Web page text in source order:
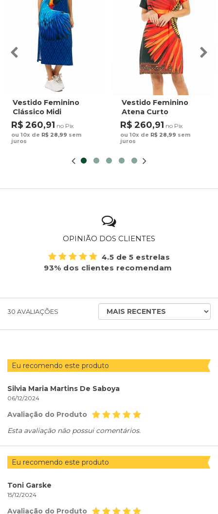
Vestido Feminino
Clássico Midi
Estampado Maxi
Arara Fundo Azul
R$ 260,91 no Pix
ou 10x de R$ 28,99 sem
juros
Vestido Feminino
Atena Curto
Estampado Cocares
Barrado Fundo Verde
R$ 260,91 no Pix
ou 10x de R$ 28,99 sem
juros
OPINIÃO DOS CLIENTES
4.5 de 5 estrelas
93% dos clientes recomendam
30 AVALIAÇÕES
ORDENAR
AVALIAÇÕES
Eu recomendo este produto
Silvia Maria Martins De Saboya
06/12/2024
Avaliação do Produto
Esta avaliação não possui comentários.
Eu recomendo este produto
Toni Garske
15/12/2024
Avaliação do Produto